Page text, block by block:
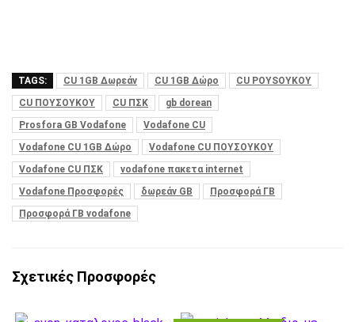
TAGS: CU 1GB Δωρεάν CU 1GB Δώρο
CU POYSOYKOY
CU ΠΟΥΣΟΥΚΟΥ
CU ΠΣΚ
gb dorean
Prosfora GB Vodafone
Vodafone CU
Vodafone CU 1GB Δώρο
Vodafone CU ΠΟΥΣΟΥΚΟΥ
Vodafone CU ΠΣΚ
vodafone πακετα internet
Vodafone Προσφορές
δωρεάν GB
Προσφορά ΓΒ
Προσφορά ΓΒ vodafone
Σχετικές Προσφορές